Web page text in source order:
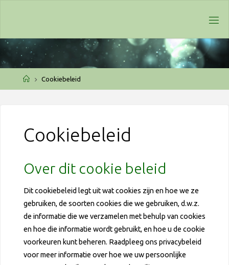
inhoud
HomeCookiebeleid
Cookiebeleid
Over dit cookie beleid
Dit cookiebeleid legt uit wat cookies zijn en hoe we ze
gebruiken, de soorten cookies die we gebruiken, d.w.z.
de informatie die we verzamelen met behulp van cookies
en hoe die informatie wordt gebruikt, en hoe u de cookie
voorkeuren kunt beheren. Raadpleeg ons privacybeleid
voor meer informatie over hoe we uw persoonlijke